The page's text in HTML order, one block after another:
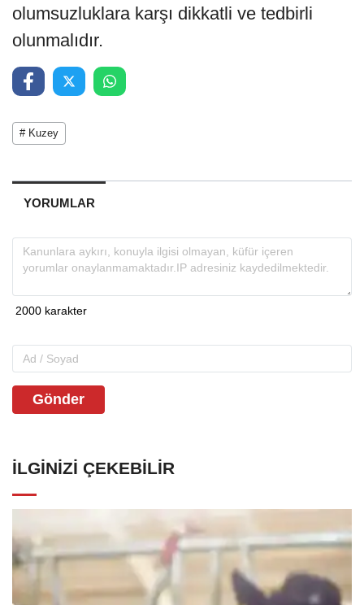
olumsuzluklara karşı dikkatli ve tedbirli
olunmalıdır.
# Kuzey
YORUMLAR
Gönder
İLGINIZI ÇEKEBILIR